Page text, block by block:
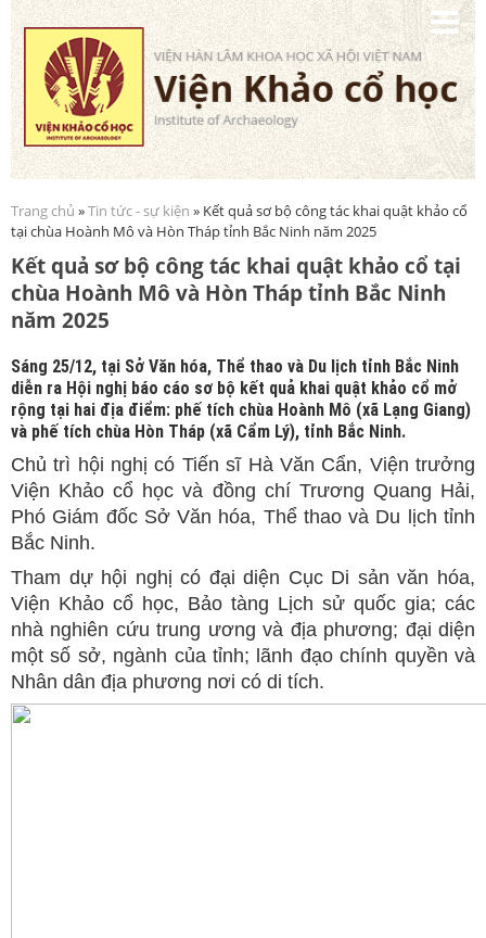
Nhảy
đến
nội
dung
Bạn đang ở đây
Trang chủ »Tin tức - sự kiện » Kết quả sơ bộ công tác khai quật khảo cổ
tại chùa Hoành Mô và Hòn Tháp tỉnh Bắc Ninh năm 2025
Kết quả sơ bộ công tác khai quật khảo cổ tại
chùa Hoành Mô và Hòn Tháp tỉnh Bắc Ninh
năm 2025
Sáng 25/12, tại Sở Văn hóa, Thể thao và Du lịch tỉnh Bắc Ninh
diễn ra Hội nghị báo cáo sơ bộ kết quả khai quật khảo cổ mở
rộng tại hai địa điểm: phế tích chùa Hoành Mô (xã Lạng Giang)
và phế tích chùa Hòn Tháp (xã Cẩm Lý), tỉnh Bắc Ninh.
Chủ trì hội nghị có Tiến sĩ Hà Văn Cẩn, Viện trưởng
Viện Khảo cổ học và đồng chí Trương Quang Hải,
Phó Giám đốc Sở Văn hóa, Thể thao và Du lịch tỉnh
Bắc Ninh.
Tham dự hội nghị có đại diện Cục Di sản văn hóa,
Viện Khảo cổ học, Bảo tàng Lịch sử quốc gia; các
nhà nghiên cứu trung ương và địa phương; đại diện
một số sở, ngành của tỉnh; lãnh đạo chính quyền và
Nhân dân địa phương nơi có di tích.